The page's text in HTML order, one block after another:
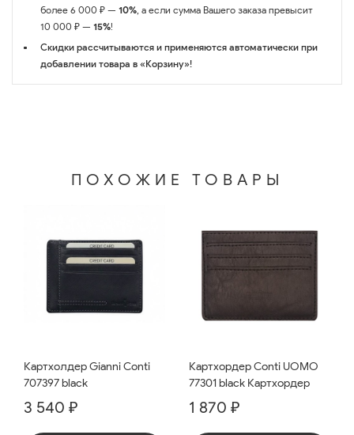
более 6 000 ₽ — 10%, а если сумма Вашего заказа превысит
10 000 ₽ — 15%!
Скидки рассчитываются и применяются автоматически при
добавлении товара в «Корзину»!
ПОХОЖИЕ ТОВАРЫ
Картхолдер Gianni Conti
707397 black
3 540 ₽
Картхордер Conti UOMO
77301 black Картхордер
1 870 ₽